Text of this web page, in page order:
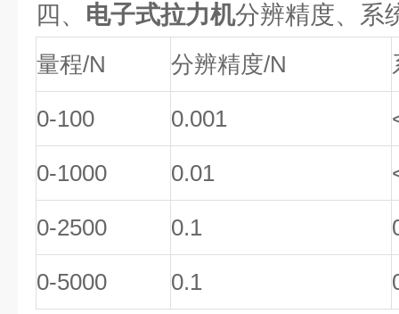
四、 电子式拉力机分辨精度、系
量程/N 分辨精度/N
0-100 0.001
0-1000 0.01
0-2500 0.1
0-5000 0.1